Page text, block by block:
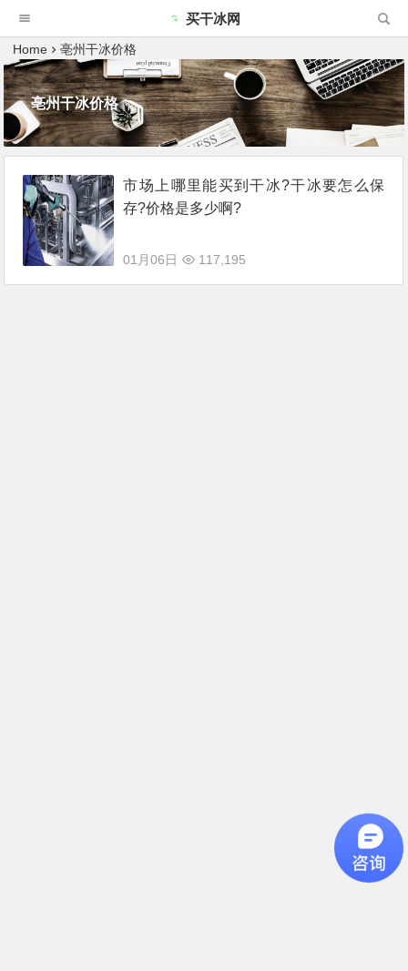
买干冰网
Home 亳州干冰价格
亳州干冰价格
市场上哪里能买到干冰?干冰要怎么保
存?价格是多少啊?
01月06日 117,195